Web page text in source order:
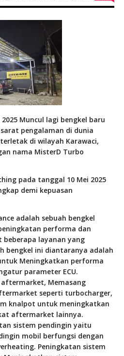
Muncul lagi bengkel baru
pengalaman di dunia
di wilayah Karawaci,
nama MisterD Turbo
pada tanggal 10 Mei 2025
demi kepuasan
adalah sebuah bengkel
performa dan
layanan yang
bengkel ini diantaranya adalah
Meningkatkan performa
parameter ECU.
aftermarket, Memasang
seperti turbocharger,
knalpot untuk meningkatkan
aftermarket lainnya.
sistem pendingin yaitu
mobil berfungsi dengan
Peningkatan sistem